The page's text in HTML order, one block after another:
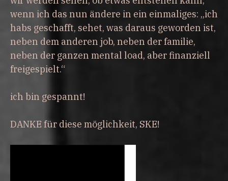
wenn ich das nun ändere in ein einmaliges: „ich
habs geschafft, sehet, was daraus geworden ist,
neben dem anderen job, neben der familie,
neben der ganzen mental load, aber finanziell
freigespielt.“
ich bin gespannt!
DANKE für diese möglichkeit, SKE!